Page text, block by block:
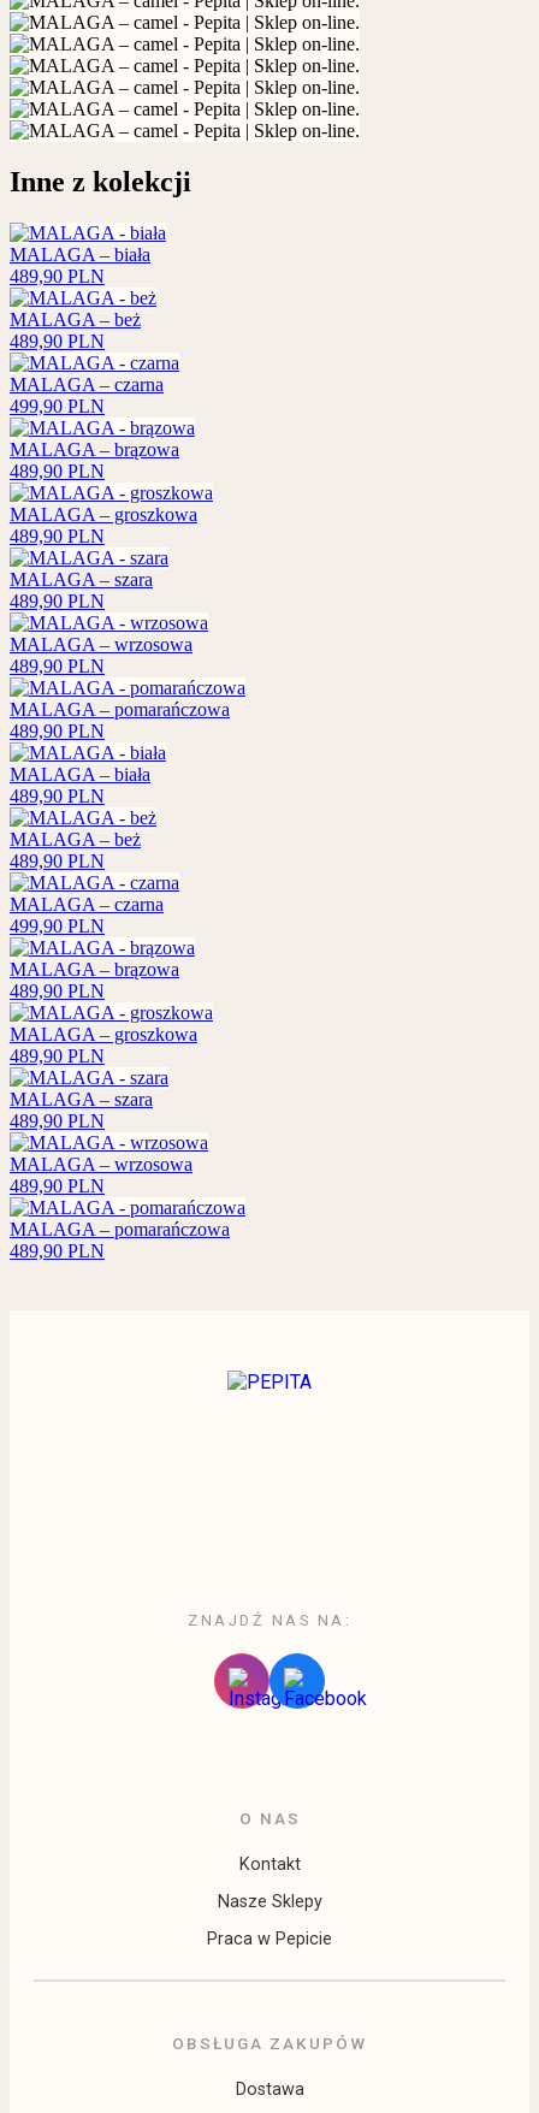
Inne z kolekcji
MALAGA – biała
489,90 PLN
MALAGA – beż
489,90 PLN
MALAGA – czarna
499,90 PLN
MALAGA – brązowa
489,90 PLN
MALAGA – groszkowa
489,90 PLN
MALAGA – szara
489,90 PLN
MALAGA – wrzosowa
489,90 PLN
MALAGA – pomarańczowa
489,90 PLN
MALAGA – biała
489,90 PLN
MALAGA – beż
489,90 PLN
MALAGA – czarna
499,90 PLN
MALAGA – brązowa
489,90 PLN
MALAGA – groszkowa
489,90 PLN
MALAGA – szara
489,90 PLN
MALAGA – wrzosowa
489,90 PLN
MALAGA – pomarańczowa
489,90 PLN
ZNAJDŹ NAS NA:
O NAS
Kontakt
Nasze Sklepy
Praca w Pepicie
OBSŁUGA ZAKUPÓW
Dostawa